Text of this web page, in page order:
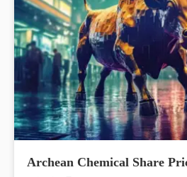
Archean Chemical Share